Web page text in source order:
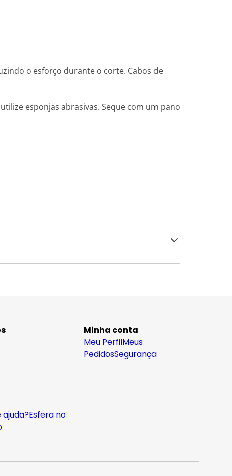
o esforço durante o corte. Cabos de
esponjas abrasivas. Seque com um pano
Minha conta
Meu PerfilMeus
PedidosSegurança
ajuda?Esfera no